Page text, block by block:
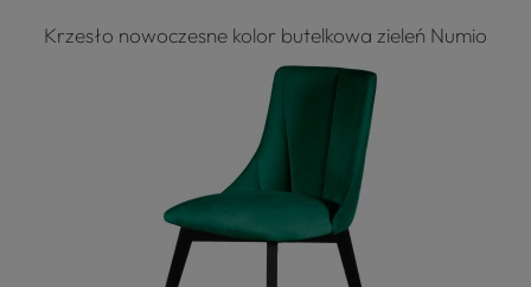
Krzesło nowoczesne kolor butelkowa zieleń Numio